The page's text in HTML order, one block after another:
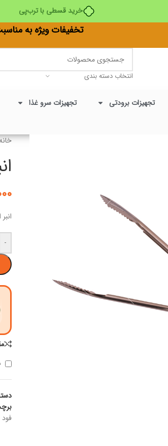
خرید قسطی با ترب‌پی
تخفیفات ویژه به
انتخاب دسته بندی
تجهیزات برودتی تجهیزات سرو غذا
-
فود